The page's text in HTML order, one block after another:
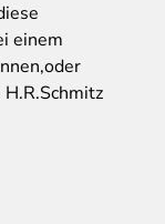
einem